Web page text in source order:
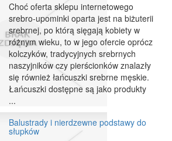
Choć oferta sklepu internetowego
srebro-upominki oparta jest na biżuterii
srebrnej, po którą sięgają kobiety w
różnym wieku, to w jego ofercie oprócz
kolczyków, tradycyjnych srebrnych
naszyjników czy pierścionków znalazły
się również łańcuszki srebrne męskie.
Łańcuszki dostępne są jako produkty
...
Balustrady i nierdzewne podstawy do
słupków